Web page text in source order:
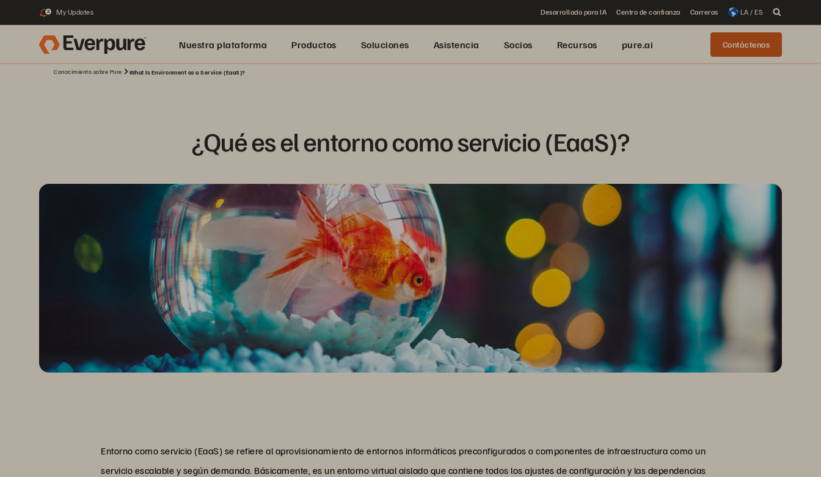
2 My Updates Desarrollado para IA Centro de confianza Carreras LA / ES
Nuestra plataforma Productos Soluciones Asistencia Socios Recursos pure.ai Contáctenos
Conocimiento sobre Pure What Is Environment as a Service (EaaS)?
¿Qué es el entorno como servicio (EaaS)?
Entorno como servicio (EaaS) se refiere al aprovisionamiento de entornos informáticos preconfigurados o componentes de infraestructura como un
servicio escalable y según demanda. Básicamente, es un entorno virtual aislado que contiene todos los ajustes de configuración y las dependencias